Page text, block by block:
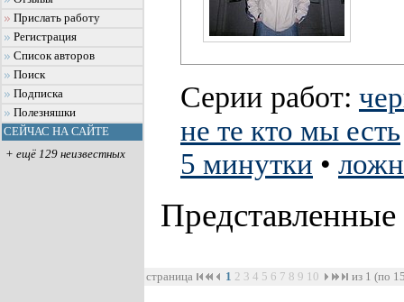
Прислать работу
Регистрация
Список авторов
Поиск
Подписка
Полезняшки
СЕЙЧАС НА САЙТЕ
+ ещё 129 неизвестных
Серии работ:
не те кто мы есть
5 минутки •
страница 1 2 3 4 5 6 7 8 9 10 из 1 (по